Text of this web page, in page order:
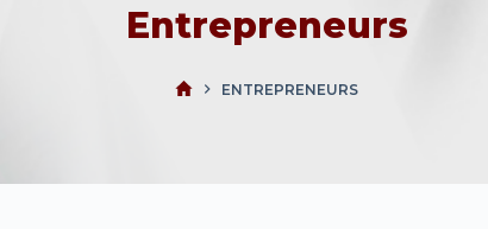
Entrepreneurs
ENTREPRENEURS